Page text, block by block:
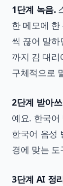
1단계 녹음.
한 메모에
씩 끊어 말
까지 김 대
구체적으로
2단계 받아
예요. 한국
한국어 음성
경에 맞는
3단계 AI 정